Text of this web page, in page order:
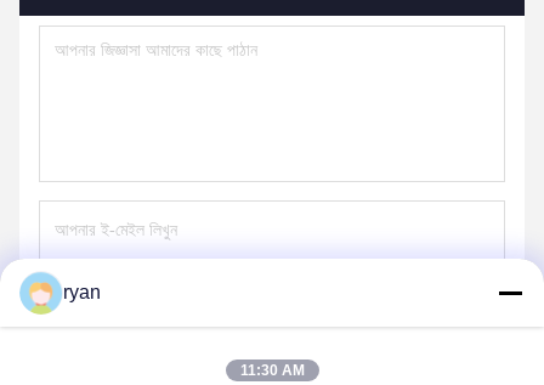
ryan
11:30 AM